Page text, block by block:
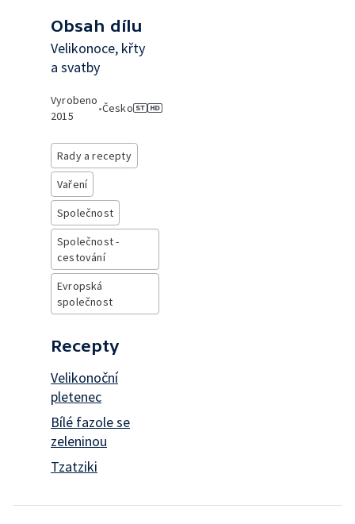
Obsah dílu
Velikonoce, křty
a svatby
Vyrobeno
2015
•Česko
Rady a recepty
Vaření
Společnost
Společnost -
cestování
Evropská
společnost
Recepty
Velikonoční
pletenec
Bílé fazole se
zeleninou
Tzatziki